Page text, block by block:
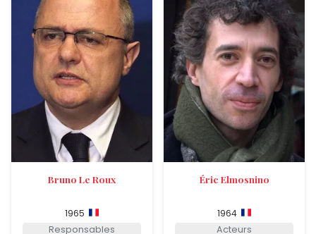
Bruno Le Roux
1965
Responsables
Éric Elmosnino
1964
Acteurs